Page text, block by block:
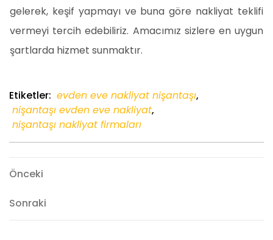
gelerek, keşif yapmayı ve buna göre nakliyat teklifi
vermeyi tercih edebiliriz. Amacımız sizlere en uygun
şartlarda hizmet sunmaktır.
Etiketler: evden eve nakliyat nişantaşı,
nişantaşı evden eve nakliyat,
nişantaşı nakliyat firmaları
Yazı
gezinmesi
Önceki
Önceki
Sonraki
Sonraki